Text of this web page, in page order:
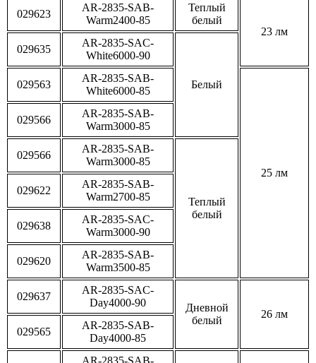
029623
AR-2835-SAB-
Warm2400-85
Теплый
белый
23 лм
029635
AR-2835-SAC-
White6000-90
Белый
029563
AR-2835-SAB-
White6000-85
25 лм
029566
AR-2835-SAB-
Warm3000-85
029566
AR-2835-SAB-
Warm3000-85
Теплый
белый
029622
AR-2835-SAB-
Warm2700-85
029638
AR-2835-SAC-
Warm3000-90
029620
AR-2835-SAB-
Warm3500-85
029637
AR-2835-SAC-
Day4000-90
Дневной
белый
26 лм
029565
AR-2835-SAB-
Day4000-85
AR-2835-SAB-